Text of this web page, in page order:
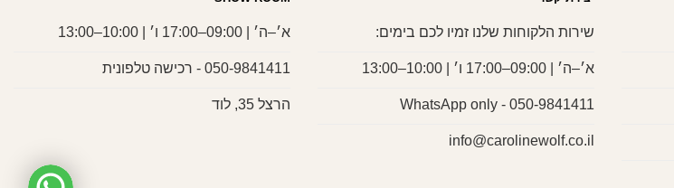
שירות הלקוחות שלנו זמיו לכם בימים:
א׳–ה׳ | 09:00–17:00 ו׳ | 10:00–13:00
050-9841411 - WhatsApp only
info@carolinewolf.co.il
א׳–ה׳ | 09:00–17:00 ו׳ | 10:00–13:00
050-9841411 - רכישה טלפונית
הרצל 35, לוד